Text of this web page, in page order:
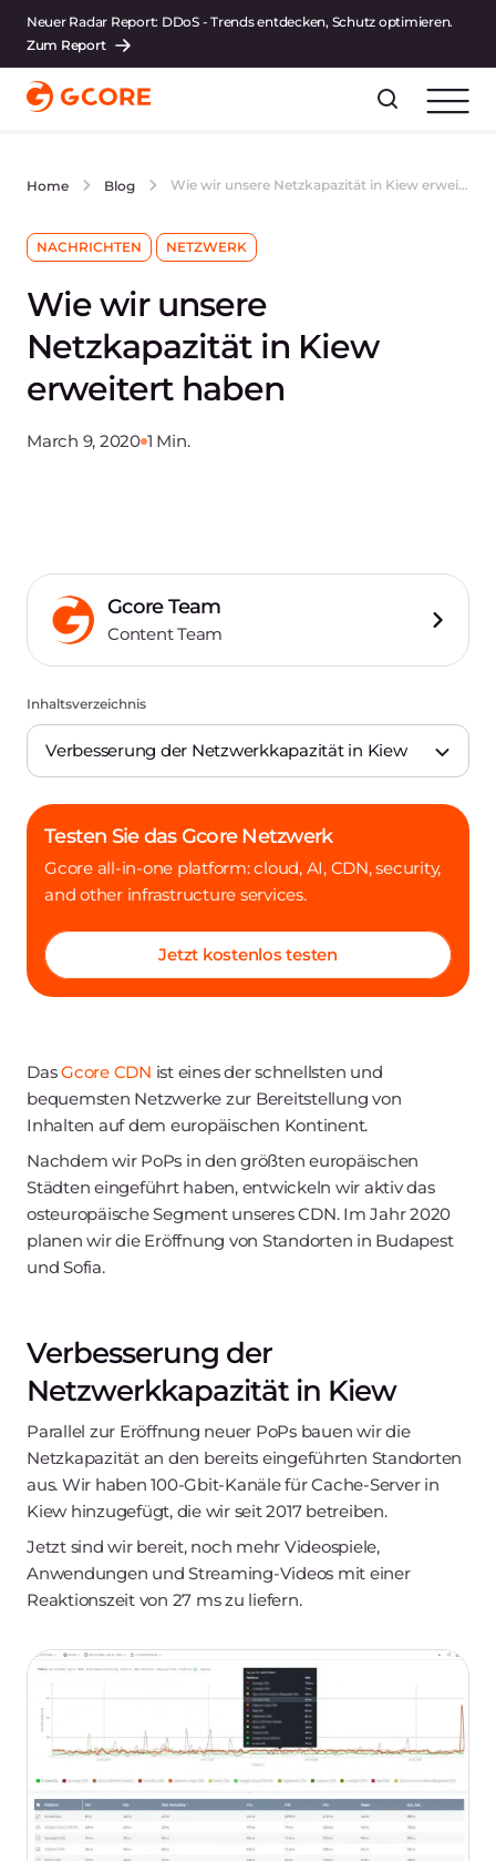
Neuer Radar Report: DDoS - Trends entdecken, Schutz optimieren.
Zum Report
Home Blog Wie wir unsere Netzkapazität in Kiew erweitert haben
NACHRICHTEN NETZWERK
Wie wir unsere
Netzkapazität in Kiew
erweitert haben
March 9, 2020 1 Min.
DasGcore CDN ist eines der schnellsten und
bequemsten Netzwerke zur Bereitstellung von
Inhalten auf dem europäischen Kontinent.
Nachdem wir PoPs in den größten europäischen
Städten eingeführt haben, entwickeln wir aktiv das
osteuropäische Segment unseres CDN. Im Jahr 2020
planen wir die Eröffnung von Standorten in Budapest
und Sofia.
Verbesserung der
Netzwerkkapazität in Kiew
Parallel zur Eröffnung neuer PoPs bauen wir die
Netzkapazität an den bereits eingeführten Standorten
aus. Wir haben 100-Gbit-Kanäle für Cache-Server in
Kiew hinzugefügt, die wir seit 2017 betreiben.
Jetzt sind wir bereit, noch mehr Videospiele,
Anwendungen und Streaming-Videos mit einer
Reaktionszeit von 27 ms zu liefern.
Gcore Team
Content Team
Inhaltsverzeichnis
Verbesserung der Netzwerkkapazität in Kiew
Testen Sie das Gcore Netzwerk
Gcore all-in-one platform: cloud, AI, CDN, security,
and other infrastructure services.
Jetzt kostenlos testen